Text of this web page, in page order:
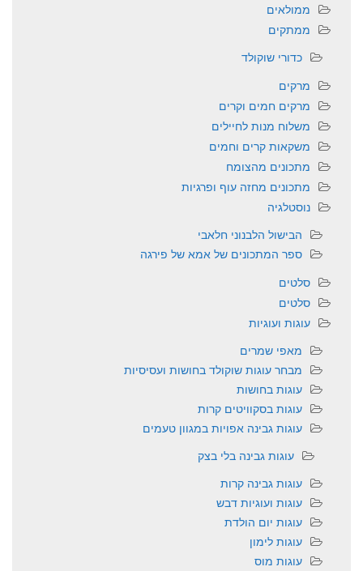
ממולאים
ממתקים
כדורי שוקולד
מרקים
מרקים חמים וקרים
משלוח מנות לחיילים
משקאות קרים וחמים
מתכונים מהצומח
מתכונים מחזה עוף ופרגיות
נוסטלגיה
הבישול הלבנוני חלאבי
ספר המתכונים של אמא של פירגה
סלטים
סלטים
עוגות ועוגיות
מאפי שמרים
מבחר עוגות שוקולד בחושות ועסיסיות
עוגות בחושות
עוגות בסקוויטים קרות
עוגות גבינה אפויות במגוון טעמים
עוגות גבינה בלי בצק
עוגות גבינה קרות
עוגות ועוגיות דבש
עוגות יום הולדת
עוגות לימון
עוגות מוס